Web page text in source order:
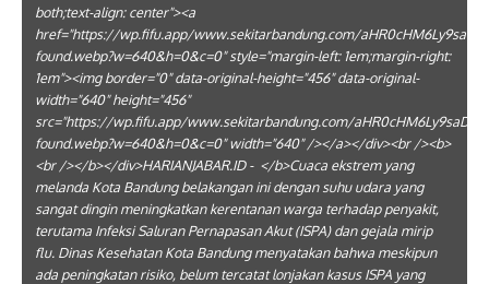
both;text-align: center"><a
href="https://wp.fifu.app/www.sekitarbandung.com/
found.webp?w=640&h=0&c=0" style="margin-left: 1em;margin-right:
1em"><img border="0" data-original-height="456" data-original-
width="640" height="456"
src="https://wp.fifu.app/www.sekitarbandung.com/
found.webp?w=640&h=0&c=0" width="640" /></a></div><br /><b>
<br /></b></div>HARIANJABAR.ID - </b>Cuaca ekstrem yang
melanda Kota Bandung belakangan ini dengan suhu udara yang
sangat dingin meningkatkan kerentanan warga terhadap penyakit,
terutama Infeksi Saluran Pernapasan Akut (ISPA) dan gejala mirip
flu. Dinas Kesehatan Kota Bandung menyatakan bahwa meskipun
ada peningkatan risiko, belum tercatat lonjakan kasus ISPA yang